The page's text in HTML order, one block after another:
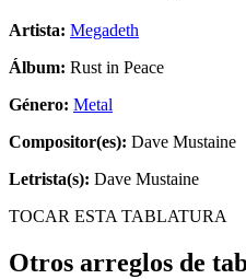
Artista: Megadeth
Álbum: Rust in Peace
Género: Metal
Compositor(es): Dave Mustaine
Letrista(s): Dave Mustaine
TOCAR ESTA TABLATURA
Otros arreglos de